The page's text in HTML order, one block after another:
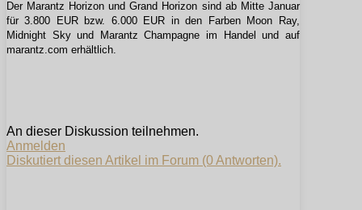
Der Marantz Horizon und Grand Horizon sind ab Mitte Januar
für 3.800 EUR bzw. 6.000 EUR in den Farben Moon Ray,
Midnight Sky und Marantz Champagne im Handel und auf
marantz.com erhältlich.
An dieser Diskussion teilnehmen.
Anmelden
Diskutiert diesen Artikel im Forum (0 Antworten).